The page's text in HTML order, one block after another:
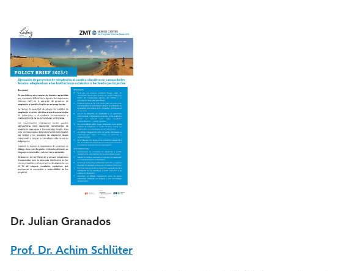
Dr. Julian Granados
Prof. Dr. Achim Schlüter